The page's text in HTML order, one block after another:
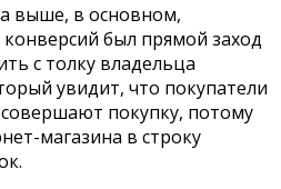
выше, в основном,
был прямой заход
с толку владельца
увидит, что покупатели
совершают покупку, потому
магазина в строку